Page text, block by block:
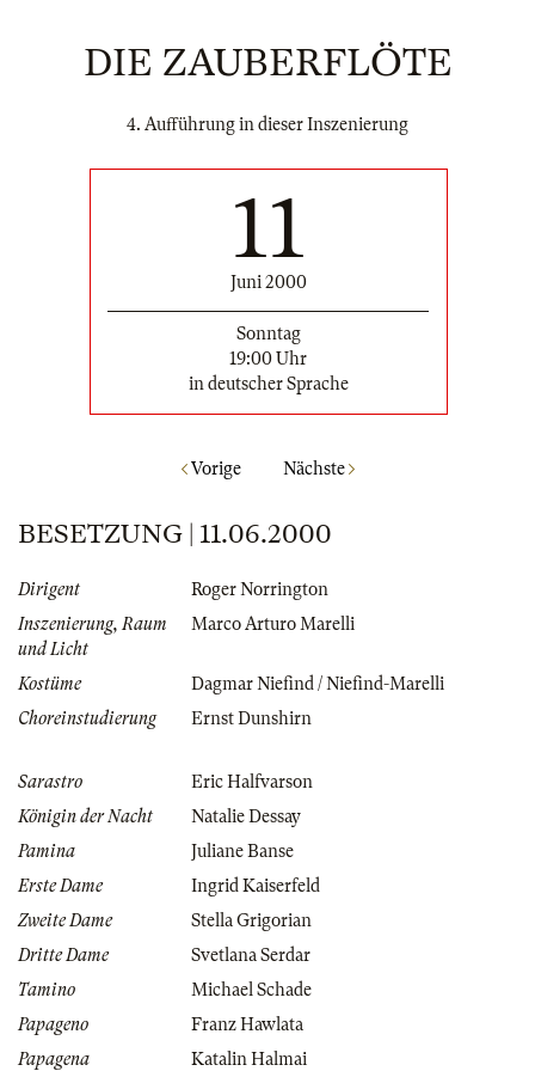
DIE ZAUBERFLÖTE
4. Aufführung in dieser Inszenierung
11
Juni 2000
Sonntag
19:00 Uhr
in deutscher Sprache
Vorige Nächste
BESETZUNG | 11.06.2000
Dirigent
Roger Norrington
Inszenierung, Raum
und Licht
Marco Arturo Marelli
Kostüme
Dagmar Niefind / Niefind-Marelli
Choreinstudierung
Ernst Dunshirn
Sarastro
Eric Halfvarson
Königin der Nacht
Natalie Dessay
Pamina
Juliane Banse
Erste Dame
Ingrid Kaiserfeld
Zweite Dame
Stella Grigorian
Dritte Dame
Svetlana Serdar
Tamino
Michael Schade
Papageno
Franz Hawlata
Papagena
Katalin Halmai